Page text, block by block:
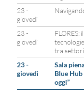
23 -
giovedì
23 -
giovedì
tra
23 -
giovedì
Sala
Blue
oggi”